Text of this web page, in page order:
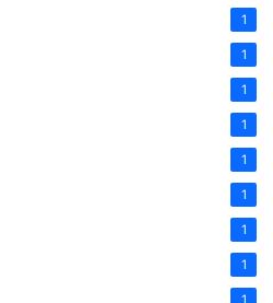
1
1
1
1
1
1
1
1